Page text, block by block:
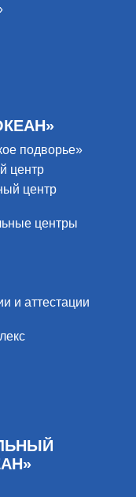
подворье»
центр
центр
центры
и аттестации